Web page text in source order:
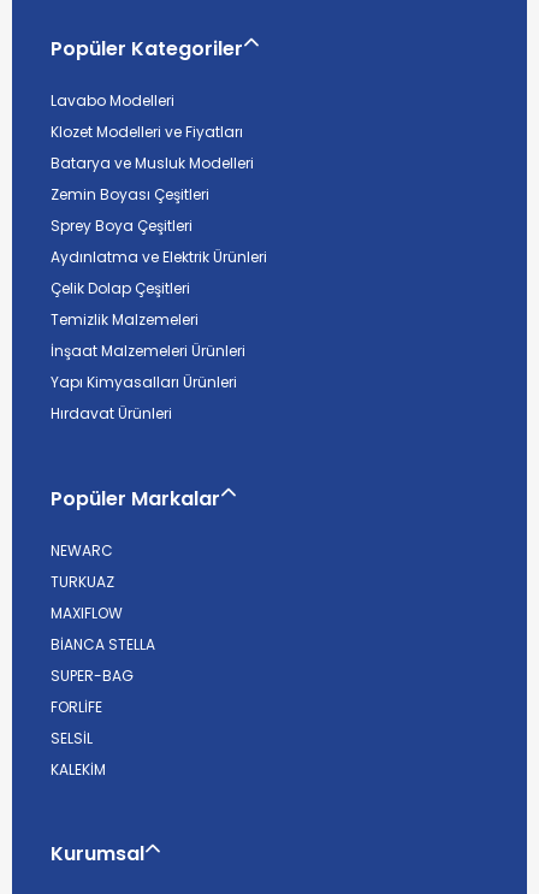
Popüler Kategoriler
Lavabo Modelleri
Klozet Modelleri ve Fiyatları
Batarya ve Musluk Modelleri
Zemin Boyası Çeşitleri
Sprey Boya Çeşitleri
Aydınlatma ve Elektrik Ürünleri
Çelik Dolap Çeşitleri
Temizlik Malzemeleri
İnşaat Malzemeleri Ürünleri
Yapı Kimyasalları Ürünleri
Hırdavat Ürünleri
Popüler Markalar
NEWARC
TURKUAZ
MAXIFLOW
BİANCA STELLA
SUPER-BAG
FORLİFE
SELSİL
KALEKİM
Kurumsal